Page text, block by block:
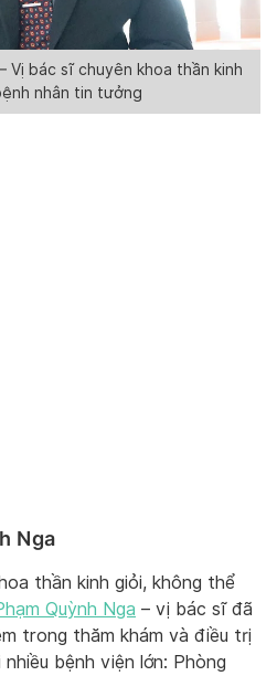
Vị bác sĩ chuyên khoa thần kinh
nhân tin tưởng
Nga
thần kinh giỏi, không thể
Quỳnh Nga – vị bác sĩ đã
trong thăm khám và điều trị
bệnh viện lớn: Phòng